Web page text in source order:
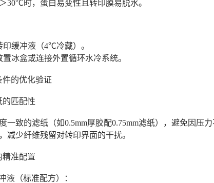
30℃时，蛋白易变性且转印膜易脱水。
印缓冲液（4℃冷藏）。
置冰盒或连接外置循环水冷系统。
件的优化验证
的匹配性
一致的滤纸（如0.5mm厚胶配0.75mm滤纸），避免因压
减少纤维残留对转印界面的干扰。
精准配置
液（标准配方）：